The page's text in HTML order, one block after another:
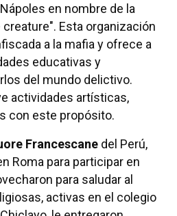
en nombre de la
creature". Esta organización
a la mafia y ofrece a
educativas y
del mundo delictivo.
actividades artísticas,
con este propósito.
Francescanedel Perú,
Roma para participar en
para saludar al
activas en el colegio